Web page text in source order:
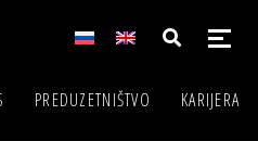
PREDUZETNIŠTVO KARIJERA